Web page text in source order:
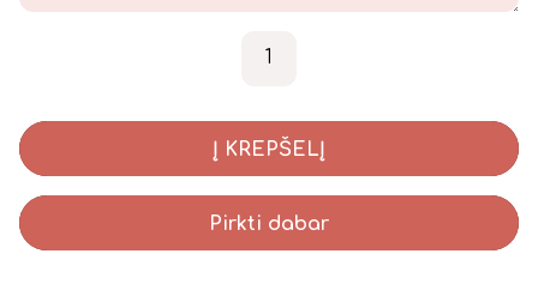
produkto kiekis:
Į KREPŠELĮ
Pirkti dabar